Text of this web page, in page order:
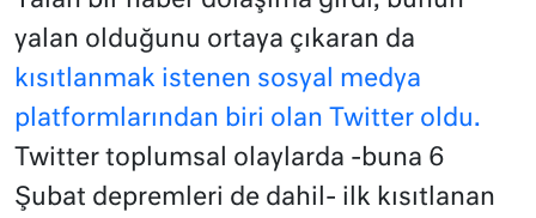
yalan olduğunu ortaya çıkaran da
kısıtlanmak istenen sosyal medya
platformlarından biri olan Twitter oldu.
Twitter toplumsal olaylarda -buna 6
Şubat depremleri de dahil- ilk kısıtlanan